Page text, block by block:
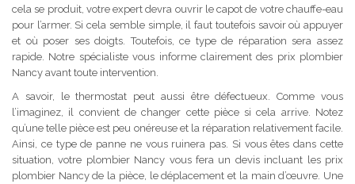
cela se produit, votre expert devra ouvrir le capot de votre chauffe-eau
pour l’armer. Si cela semble simple, il faut toutefois savoir où appuyer
et où poser ses doigts. Toutefois, ce type de réparation sera assez
rapide. Notre spécialiste vous informe clairement des prix plombier
Nancy avant toute intervention.
A savoir, le thermostat peut aussi être défectueux. Comme vous
l’imaginez, il convient de changer cette pièce si cela arrive. Notez
qu’une telle pièce est peu onéreuse et la réparation relativement facile.
Ainsi, ce type de panne ne vous ruinera pas. Si vous êtes dans cette
situation, votre plombier Nancy vous fera un devis incluant les prix
plombier Nancy de la pièce, le déplacement et la main d’œuvre. Une